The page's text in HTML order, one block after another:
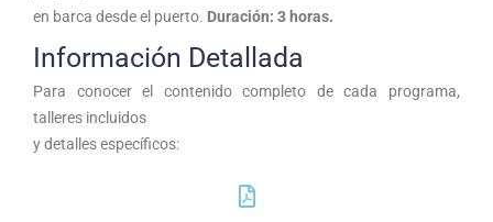
en barca desde el puerto. Duración: 3 horas.
Información Detallada
Para conocer el contenido completo de cada programa,
talleres incluidos
y detalles específicos: